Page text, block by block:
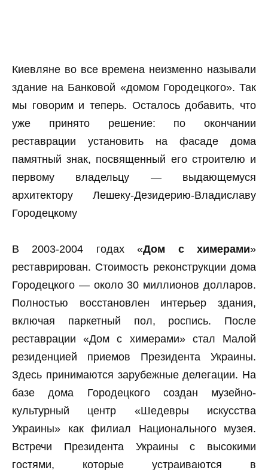
Киевляне во все времена неизменно называли
здание на Банковой «домом Городецкого». Так
мы говорим и теперь. Осталось добавить, что
уже принято решение: по окончании
реставрации установить на фасаде дома
памятный знак, посвященный его строителю и
первому владельцу — выдающемуся
архитектору Лешеку-Дезидерию-Владиславу
Городецкому
В 2003-2004 годах «Дом с химерами»
реставрирован. Стоимость реконструкции дома
Городецкого — около 30 миллионов долларов.
Полностью восстановлен интерьер здания,
включая паркетный пол, роспись. После
реставрации «Дом с химерами» стал Малой
резиденцией приемов Президента Украины.
Здесь принимаются зарубежные делегации. На
базе дома Городецкого создан музейно-
культурный центр «Шедевры искусства
Украины» как филиал Национального музея.
Встречи Президента Украины с высокими
гостями, которые устраиваются в